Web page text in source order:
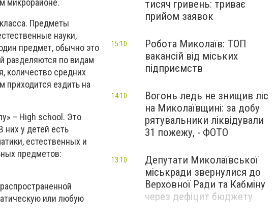
микрорайоне.
Предметы
науки,
предмет, обычно это
разделяются по видам
количество средних
ездить на
– High school. Это
у детей есть
естественных и
предметов:
или любую
тисяч гривень: триває
прийом заявок
Робота Миколаїв: ТОП
вакансій від міських
підприємств
15:10
Вогонь ледь не знищив ліс
на Миколаївщині: за добу
рятувальники ліквідували
31 пожежу, - ФОТО
14:10
Депутати Миколаївської
міськради звернулися до
Верховної Ради та Кабміну
через дефіцит бюджету
13:10